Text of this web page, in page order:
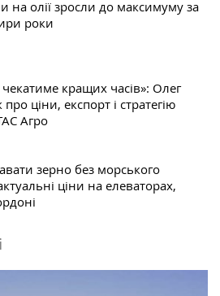
на олії зросли до максимуму за
роки
кращих часів»: Олег
ціни, експорт і стратегію
Агро
зерно без морського
ціни на елеваторах,